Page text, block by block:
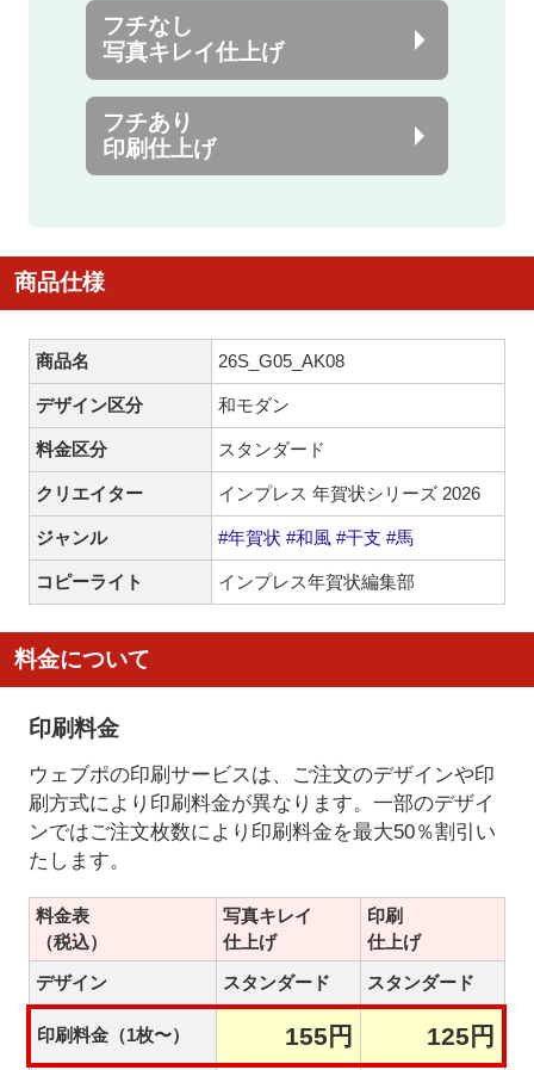
フチなし
写真キレイ仕上げ
フチあり
印刷仕上げ
商品仕様
商品名 26S_G05_AK08
デザイン区分 和モダン
料金区分 スタンダード
クリエイター インプレス 年賀状シリーズ 2026
ジャンル #年賀状 #和風 #干支 #馬
コピーライト インプレス年賀状編集部
料金について
印刷料金
ウェブポの印刷サービスは、ご注文のデザインや印
刷方式により印刷料金が異なります。一部のデザイ
ンではご注文枚数により印刷料金を最大50％割引い
たします。
料金表
（税込）
写真キレイ
仕上げ
印刷
仕上げ
デザイン
スタンダード スタンダード
印刷料金（1枚〜） 155円 125円